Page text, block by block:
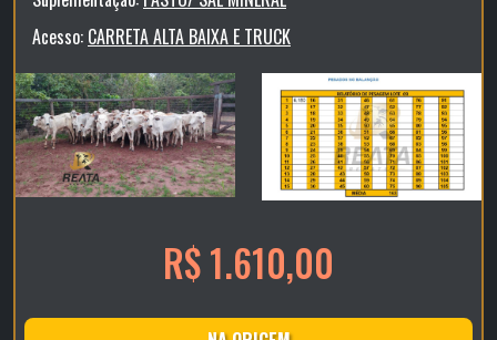
Acesso: CARRETA ALTA BAIXA E TRUCK
R$ 1.610,00